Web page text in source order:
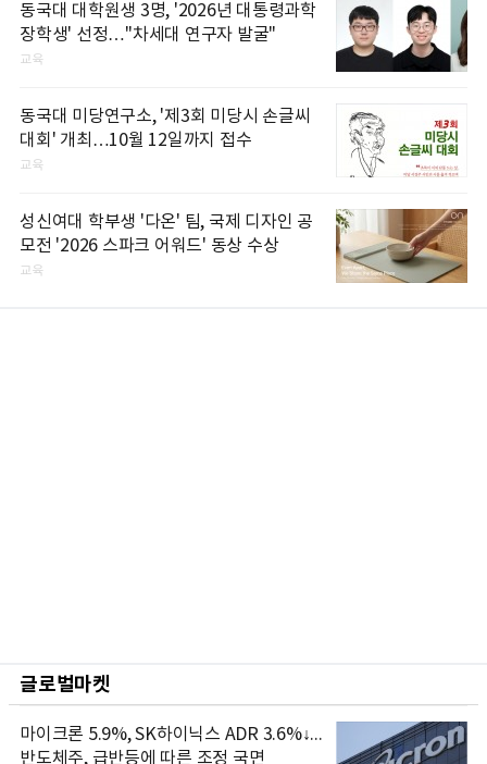
동국대 대학원생 3명, '2026년 대통령과학
장학생' 선정…"차세대 연구자 발굴"
교육
동국대 미당연구소, '제3회 미당시 손글씨
대회' 개최…10월 12일까지 접수
교육
성신여대 학부생 '다온' 팀, 국제 디자인 공
모전 '2026 스파크 어워드' 동상 수상
교육
글로벌마켓
마이크론 5.9%, SK하이닉스 ADR 3.6%↓...
반도체주, 급반등에 따른 조정 국면